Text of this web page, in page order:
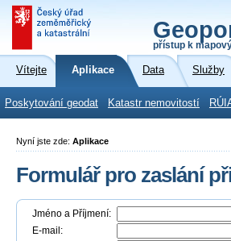
přístup k
Vítejte Aplikace Data Služby
Poskytování geodat Katastr nemovitostí
Nyní jste zde: Aplikace
Formulář pro zaslání
Jméno a Příjmení:
E-mail: